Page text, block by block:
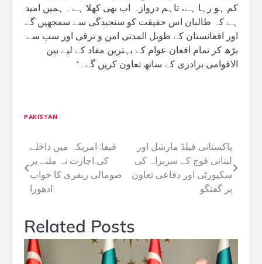
کم ہو رہا ہے، تاہم دروازہ اب بھی کھلا ہے۔ ہمیں امید
ہے کہ طالبان اس حقیقت کو سنجیدگی سے سمجھیں گے
اور افغانستان کے طویل المدتی امن و ترقی اور سب سے
بڑھ کر تمام افغان عوام کے بہترین مفاد کے لیے بین
الاقوامی برادری کے ساتھ تعاون کریں گے۔‘
PAKISTAN
Post
navigation
فیفا: امریکہ میں داخلے
کی اجازت نہ ملنے پر
صومالی ریفری کا خواب
ادھورا
پاکستانی فیلڈ مارشل اور
لبنانی فوج کے سربراہ کی
سکیورٹی اور دفاعی تعاون
پر گفتگو
Related Posts